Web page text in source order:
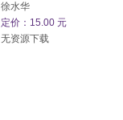
徐水华
定价：15.00 元
无资源下载